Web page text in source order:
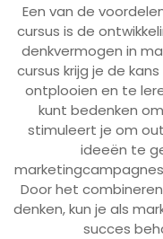
Een van de
cursus is de
denkvermogen in
cursus krijg je de
ontplooien en te
kunt bedenken
stimuleert je om
ideeën te
Door het
denken, kun je als
succes